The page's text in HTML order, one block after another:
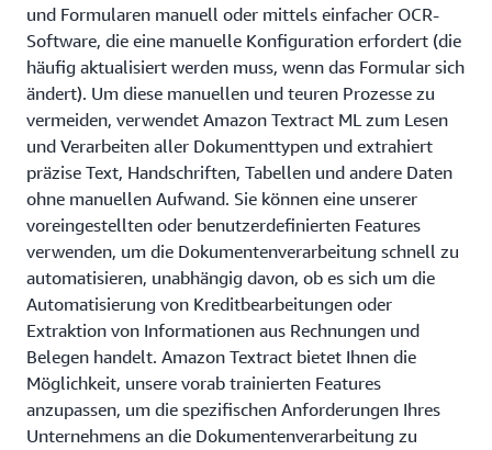
und Formularen manuell oder mittels einfacher OCR-
Software, die eine manuelle Konfiguration erfordert (die
häufig aktualisiert werden muss, wenn das Formular sich
ändert). Um diese manuellen und teuren Prozesse zu
vermeiden, verwendet Amazon Textract ML zum Lesen
und Verarbeiten aller Dokumenttypen und extrahiert
präzise Text, Handschriften, Tabellen und andere Daten
ohne manuellen Aufwand. Sie können eine unserer
voreingestellten oder benutzerdefinierten Features
verwenden, um die Dokumentenverarbeitung schnell zu
automatisieren, unabhängig davon, ob es sich um die
Automatisierung von Kreditbearbeitungen oder
Extraktion von Informationen aus Rechnungen und
Belegen handelt. Amazon Textract bietet Ihnen die
Möglichkeit, unsere vorab trainierten Features
anzupassen, um die spezifischen Anforderungen Ihres
Unternehmens an die Dokumentenverarbeitung zu